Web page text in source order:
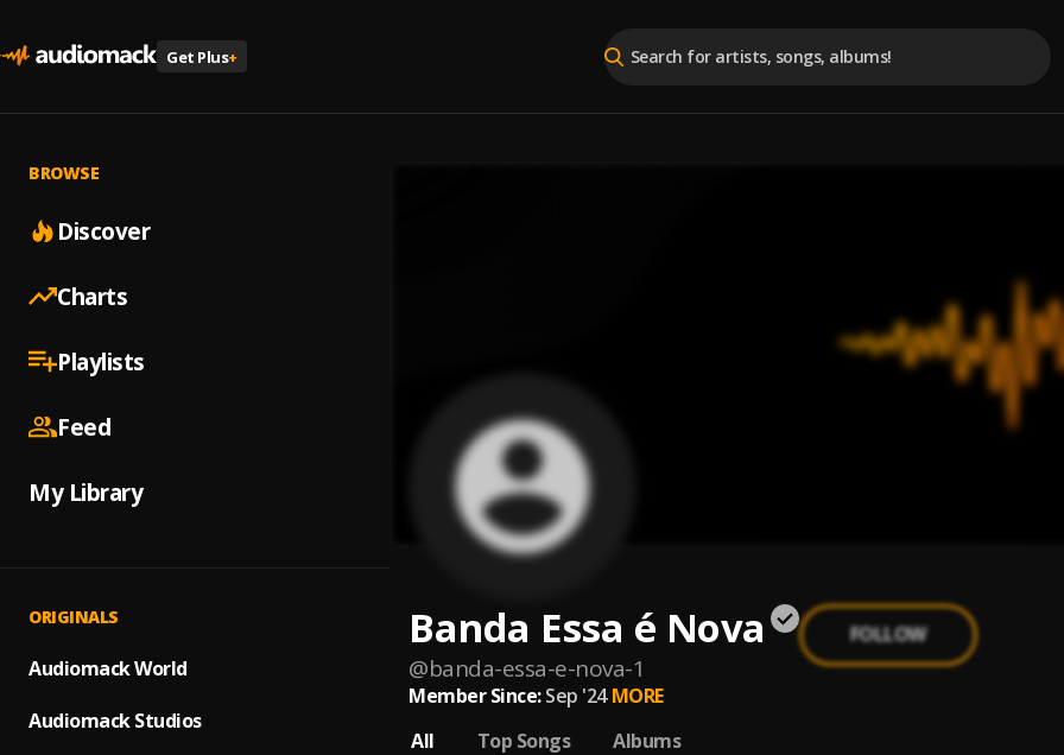
Get Plus+
BROWSE
Discover
Charts
Playlists
Feed
My Library
ORIGINALS
Audiomack World
Audiomack Studios
Banda Essa é Nova
@banda-essa-e-nova-1
FOLLOW
Member Since: Sep '24 MORE
All
Top Songs Albums